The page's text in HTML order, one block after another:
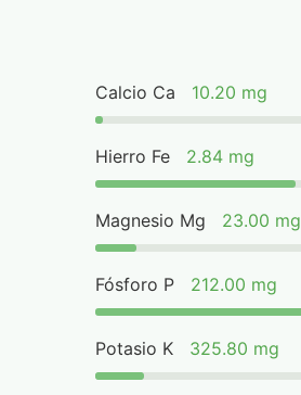
Calcio Ca 10.20 mg
Hierro Fe 2.84 mg
Magnesio Mg 23.00 mg
Fósforo P 212.00 mg
Potasio K 325.80 mg